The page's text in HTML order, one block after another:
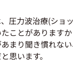
圧力波治療(ショ
ことがありますか
まり聞き慣れな
思います。